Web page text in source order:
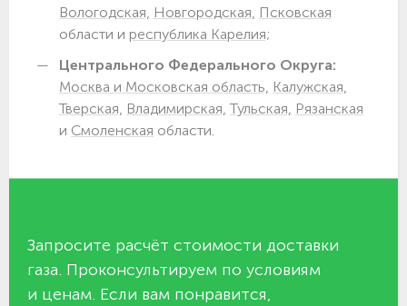
Вологодская, Новгородская, Псковская
области и республика Карелия;
Центрального Федерального Округа:
Москва и Московская область, Калужская,
Тверская, Владимирская, Тульская, Рязанская
и Смоленская области.
Запросите расчёт стоимости доставки
газа. Проконсультируем по условиям
и ценам. Если вам понравится,